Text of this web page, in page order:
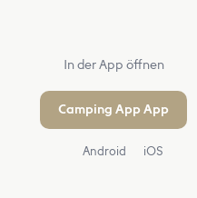
In der App öffnen
Camping App App
Android iOS